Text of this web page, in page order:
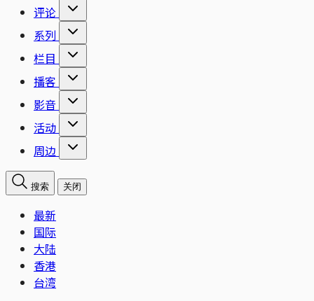
评论
系列
栏目
播客
影音
活动
周边
搜索 关闭
最新
国际
大陆
香港
台湾